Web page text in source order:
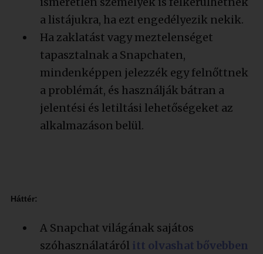
a listájukra, ha ezt engedélyezik nekik.
Ha zaklatást vagy meztelenséget
tapasztalnak a Snapchaten,
mindenképpen jelezzék egy felnőttnek
a problémát, és használják bátran a
jelentési és letiltási lehetőségeket az
alkalmazáson belül.
Háttér:
A Snapchat világának sajátos
szóhasználatáról itt olvashat bővebben